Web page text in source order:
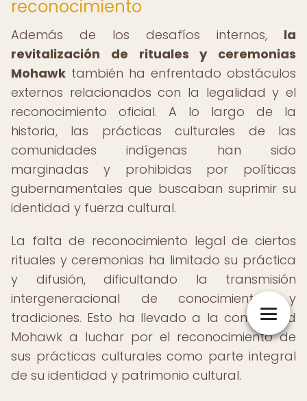
reconocimiento
Además de los desafíos internos, la
revitalización de rituales y ceremonias
Mohawk también ha enfrentado obstáculos
externos relacionados con la legalidad y el
reconocimiento oficial. A lo largo de la
historia, las prácticas culturales de las
comunidades indígenas han sido
marginadas y prohibidas por políticas
gubernamentales que buscaban suprimir su
identidad y fuerza cultural.
La falta de reconocimiento legal de ciertos
rituales y ceremonias ha limitado su práctica
y difusión, dificultando la transmisión
intergeneracional de conocimientos y
tradiciones. Esto ha llevado a la comunidad
Mohawk a luchar por el reconocimiento de
sus prácticas culturales como parte integral
de su identidad y patrimonio cultural.